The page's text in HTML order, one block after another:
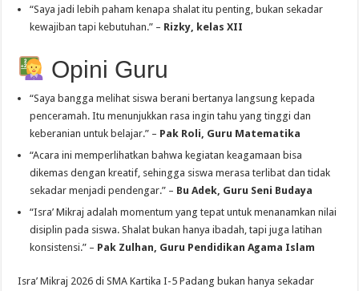
“Saya jadi lebih paham kenapa shalat itu penting, bukan sekadar
kewajiban tapi kebutuhan.” – Rizky, kelas XII
Opini Guru
“Saya bangga melihat siswa berani bertanya langsung kepada
penceramah. Itu menunjukkan rasa ingin tahu yang tinggi dan
keberanian untuk belajar.” – Pak Roli, Guru Matematika
“Acara ini memperlihatkan bahwa kegiatan keagamaan bisa
dikemas dengan kreatif, sehingga siswa merasa terlibat dan tidak
sekadar menjadi pendengar.” – Bu Adek, Guru Seni Budaya
“Isra’ Mikraj adalah momentum yang tepat untuk menanamkan nilai
disiplin pada siswa. Shalat bukan hanya ibadah, tapi juga latihan
konsistensi.” – Pak Zulhan, Guru Pendidikan Agama Islam
Isra’ Mikraj 2026 di SMA Kartika I-5 Padang bukan hanya sekadar